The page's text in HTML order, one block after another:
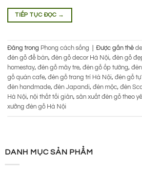
TIẾP TỤC ĐỌC →
Đăng trong Phong cách sống Được gắn thẻ
đèn gỗ để bàn, đèn gỗ decor Hà Nội, đèn gỗ
homestay, đèn gỗ mây tre, đèn gỗ ốp tường,
gỗ quán cafe, đèn gỗ trang trí Hà Nội, đèn gỗ tự
đèn handmade, đèn Japandi, đèn mộc, đèn
Hà Nội, nội thất tối giản, sản xuất đèn gỗ theo
xưởng đèn gỗ Hà Nội
DANH MỤC SẢN PHẨM